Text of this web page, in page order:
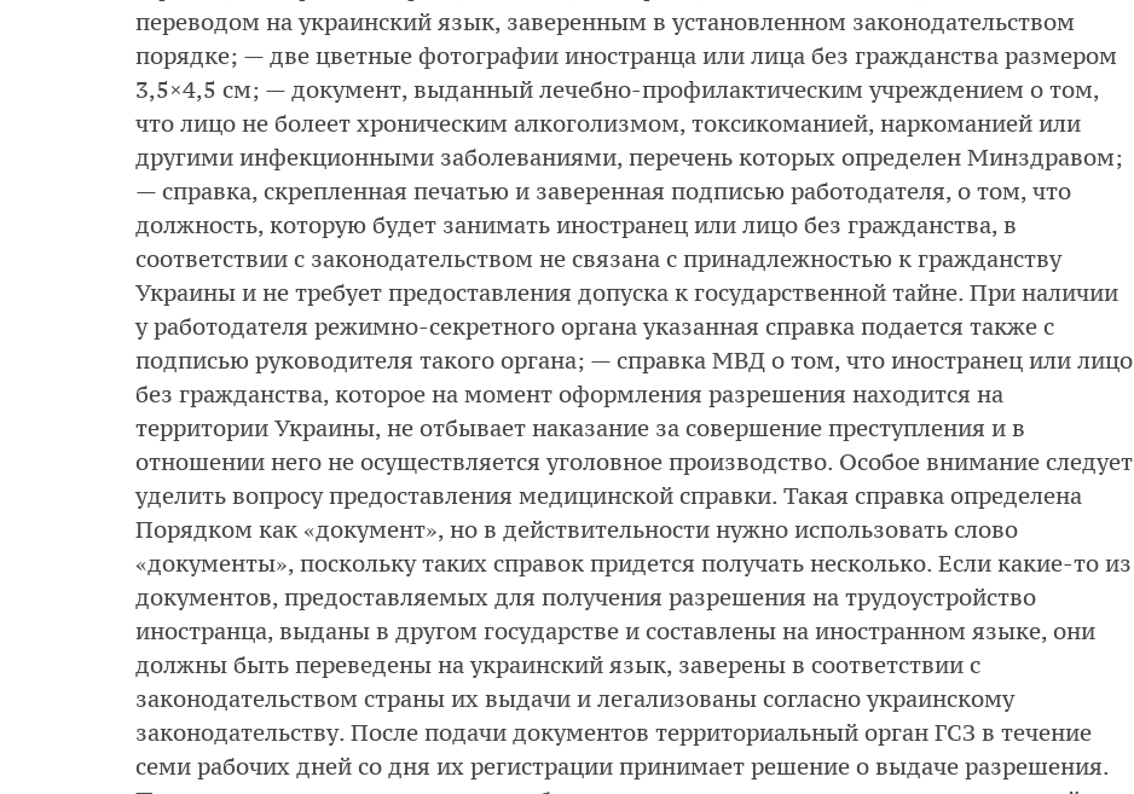
переводом на украинский язык, заверенным в установленном законодательством
порядке; — две цветные фотографии иностранца или лица без гражданства размером
3,5×4,5 см; — документ, выданный лечебно-профилактическим учреждением о том,
что лицо не болеет хроническим алкоголизмом, токсикоманией, наркоманией или
другими инфекционными заболеваниями, перечень которых определен Минздравом;
— справка, скрепленная печатью и заверенная подписью работодателя, о том, что
должность, которую будет занимать иностранец или лицо без гражданства, в
соответствии с законодательством не связана с принадлежностью к гражданству
Украины и не требует предоставления допуска к государственной тайне. При наличии
у работодателя режимно-секретного органа указанная справка подается также с
подписью руководителя такого органа; — справка МВД о том, что иностранец или лицо
без гражданства, которое на момент оформления разрешения находится на
территории Украины, не отбывает наказание за совершение преступления и в
отношении него не осуществляется уголовное производство. Особое внимание следует
уделить вопросу предоставления медицинской справки. Такая справка определена
Порядком как «документ», но в действительности нужно использовать слово
«документы», поскольку таких справок придется получать несколько. Если какие-то из
документов, предоставляемых для получения разрешения на трудоустройство
иностранца, выданы в другом государстве и составлены на иностранном языке, они
должны быть переведены на украинский язык, заверены в соответствии с
законодательством страны их выдачи и легализованы согласно украинскому
законодательству. После подачи документов территориальный орган ГСЗ в течение
семи рабочих дней со дня их регистрации принимает решение о выдаче разрешения.